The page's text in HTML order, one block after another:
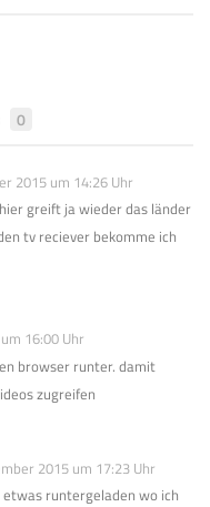
0
2015 um 14:26 Uhr
greift ja wieder das länder
tv reciever bekomme ich
16:00 Uhr
browser runter. damit
zugreifen
2015 um 17:23 Uhr
runtergeladen wo ich